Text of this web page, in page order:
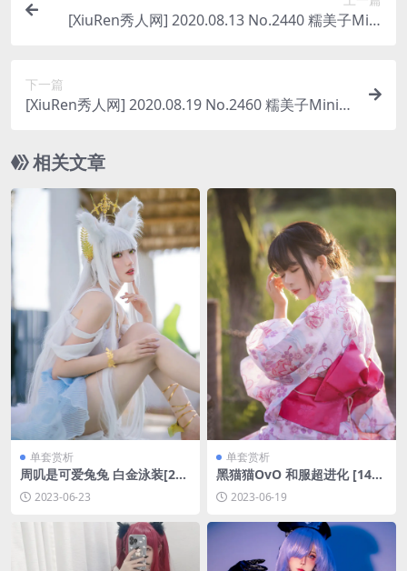
[XiuRen秀人网] 2020.08.13 No.2440 糯美子Mini
下一篇
[XiuRen秀人网] 2020.08.19 No.2460 糯美子Mini
相关文章
单套赏析
周叽是可爱兔兔 白金泳装[23P
-339MB]
2023-06-23
单套赏析
黑猫猫OvO 和服超进化 [14P-
163M]
2023-06-19